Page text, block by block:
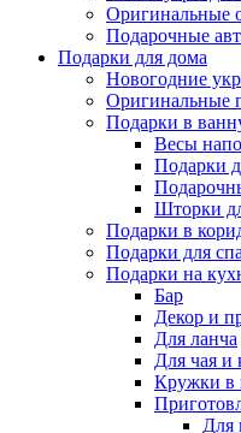
Оригинальные
Подарочные
Подарки для дома
Новогодние
Оригинальные
Подарки в
Весы
Подарки
Шторки
Подарки в
Подарки для
Подарки на
Бар
Декор и
Для ланча
Для чая и
Кружки в
Для